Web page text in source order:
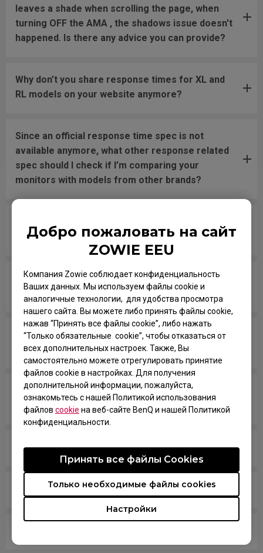
Добро пожаловать на сайт
ZOWIE EEU
Компания Zowie соблюдает конфиденциальность
Ваших данных. Мы используем файлы cookie и
аналогичные технологии, для удобства просмотра
нашего сайта. Вы можете либо принять файлы cookie,
нажав “Принять все файлы cookie”, либо нажать
“Только обязательные cookie”, чтобы отказаться от
всех дополнительных настроек. Также, Вы
самостоятельно можете отрегулировать принятие
файлов cookie в настройках. Для получения
дополнительной информации, пожалуйста,
ознакомьтесь с нашей Политикой использования
файлов cookie на веб-сайте BenQ и нашей Политикой
конфиденциальности.
Настройки
Только необходимые файлы cookies
Принять все файлы Сookies
leaves a shade when scrolling the page, when
turning OFF the AMA , the shadows issue doesn't
happened. Is there any advice you can provide?
Why don’t you share response times for XL and
RL models on your website anymore?
Since an official response time spec is not
available anymore, what other response related
spec should I check if I’m comparing your
monitors with models from other brands?
mercury free?
Which models are compatible with PS5 and Xbox
Series X/S for Variable Refresh Rate (VRR)?
Which version of NVIDIA driver supports monitor
3D function?
Does my monitor support NVIDIA G-Sync
Compatible?
What VESA mount should I use on this monitor?
Does this monitor support 220V or 110V?